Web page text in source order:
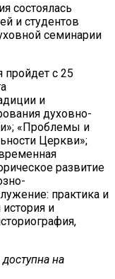
состоялась
и студентов
семинарии
пройдет с 25
и
духовно-
«Проблемы и
Церкви»;
развитие
практика и
и
на